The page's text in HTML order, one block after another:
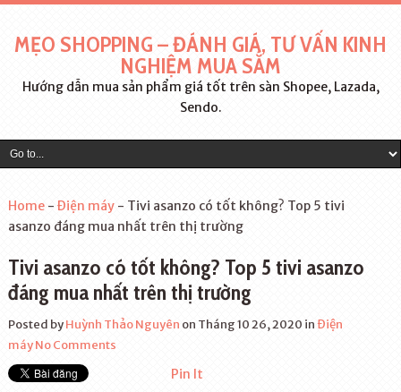
MẸO SHOPPING – ĐÁNH GIÁ, TƯ VẤN KINH
NGHIỆM MUA SẮM
Hướng dẫn mua sản phẩm giá tốt trên sàn Shopee, Lazada,
Sendo.
Home- Điện máy- Tivi asanzo có tốt không? Top 5 tivi
asanzo đáng mua nhất trên thị trường
Tivi asanzo có tốt không? Top 5 tivi asanzo
đáng mua nhất trên thị trường
Posted byHuỳnh Thảo Nguyên on Tháng 10 26, 2020 inĐiện
máyNo Comments
Pin It